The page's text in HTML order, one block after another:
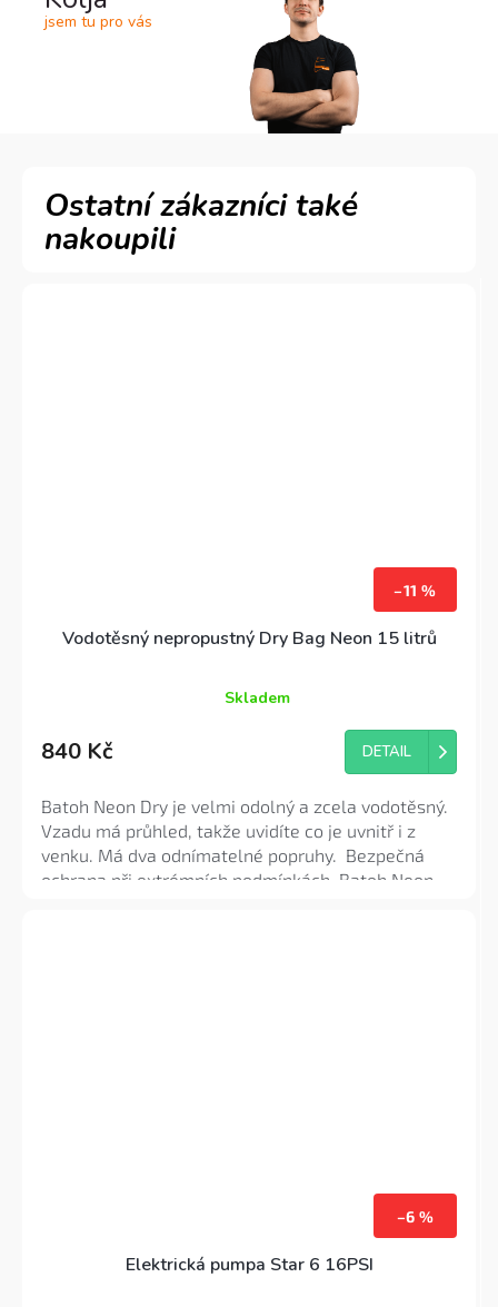
–11 %
Vodotěsný nepropustný Dry Bag Neon 15 litrů
Průměrné
hodnocení
z
5
hvězdiček.
Skladem
840 Kč DETAIL
Batoh Neon Dry je velmi odolný a zcela vodotěsný.
Vzadu má průhled, takže uvidíte co je uvnitř i z
venku. Má dva odnímatelné popruhy. Bezpečná
ochrana při extrémních podmínkách. Batoh Neon
–6 %
Elektrická pumpa Star 6 16PSI
jsem tu pro vás